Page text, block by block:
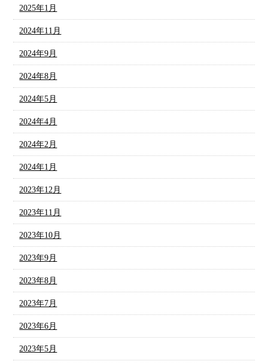
2025年1月
2024年11月
2024年9月
2024年8月
2024年5月
2024年4月
2024年2月
2024年1月
2023年12月
2023年11月
2023年10月
2023年9月
2023年8月
2023年7月
2023年6月
2023年5月